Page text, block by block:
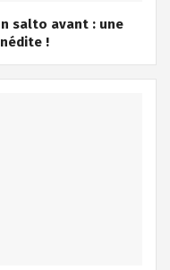
salto avant : une
!